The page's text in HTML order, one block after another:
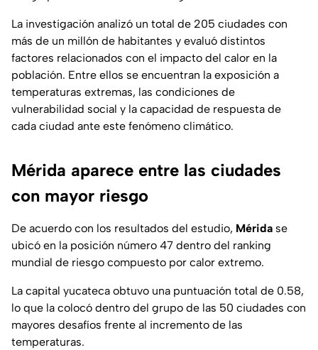
La investigación analizó un total de 205 ciudades con
más de un millón de habitantes y evaluó distintos
factores relacionados con el impacto del calor en la
población. Entre ellos se encuentran la exposición a
temperaturas extremas, las condiciones de
vulnerabilidad social y la capacidad de respuesta de
cada ciudad ante este fenómeno climático.
Mérida aparece entre las ciudades
con mayor riesgo
De acuerdo con los resultados del estudio, Mérida se
ubicó en la posición número 47 dentro del ranking
mundial de riesgo compuesto por calor extremo.
La capital yucateca obtuvo una puntuación total de 0.58,
lo que la colocó dentro del grupo de las 50 ciudades con
mayores desafíos frente al incremento de las
temperaturas.